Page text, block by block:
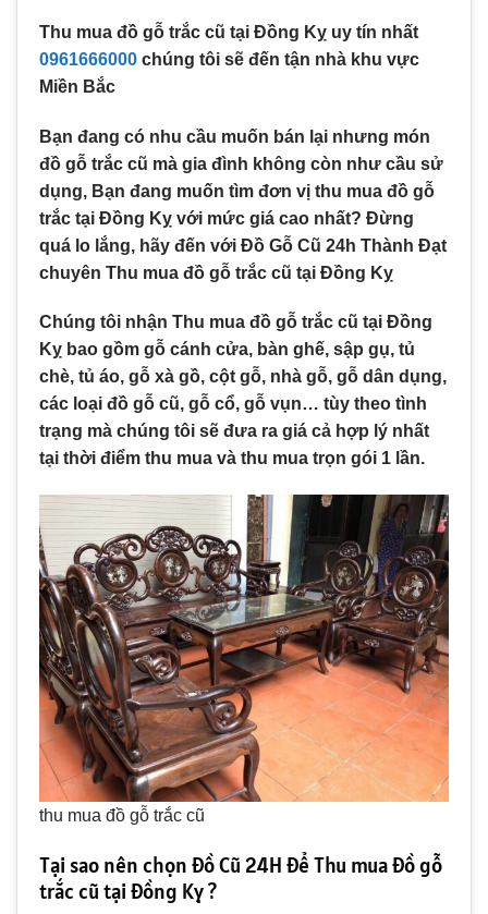
Thu mua đồ gỗ trắc cũ tại Đồng Kỵ uy tín nhất
0961666000 chúng tôi sẽ đến tận nhà khu vực
Miền Bắc
Bạn đang có nhu cầu muốn bán lại nhưng món
đồ gỗ trắc cũ mà gia đình không còn như cầu sử
dụng, Bạn đang muốn tìm đơn vị thu mua đồ gỗ
trắc tại Đồng Kỵ với mức giá cao nhất? Đừng
quá lo lắng, hãy đến với Đồ Gỗ Cũ 24h Thành Đạt
chuyên Thu mua đồ gỗ trắc cũ tại Đồng Kỵ
Chúng tôi nhận Thu mua đồ gỗ trắc cũ tại Đồng
Kỵ bao gồm gỗ cánh cửa, bàn ghế, sập gụ, tủ
chè, tủ áo, gỗ xà gồ, cột gỗ, nhà gỗ, gỗ dân dụng,
các loại đồ gỗ cũ, gỗ cổ, gỗ vụn… tùy theo tình
trạng mà chúng tôi sẽ đưa ra giá cả hợp lý nhất
tại thời điểm thu mua và thu mua trọn gói 1 lần.
thu mua đồ gỗ trắc cũ
Tại sao nên chọn Đồ Cũ 24H để Thu mua đồ gỗ
trắc cũ tại Đồng Kỵ ?